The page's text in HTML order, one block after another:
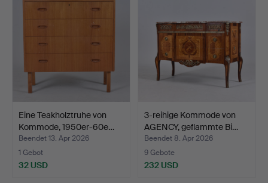
Eine Teakholztruhe von
Kommode, 1950er-60e…
Beendet 13. Apr 2026
1 Gebot
32 USD
3-reihige Kommode von
AGENCY, geflammte Bi…
Beendet 8. Apr 2026
9 Gebote
232 USD